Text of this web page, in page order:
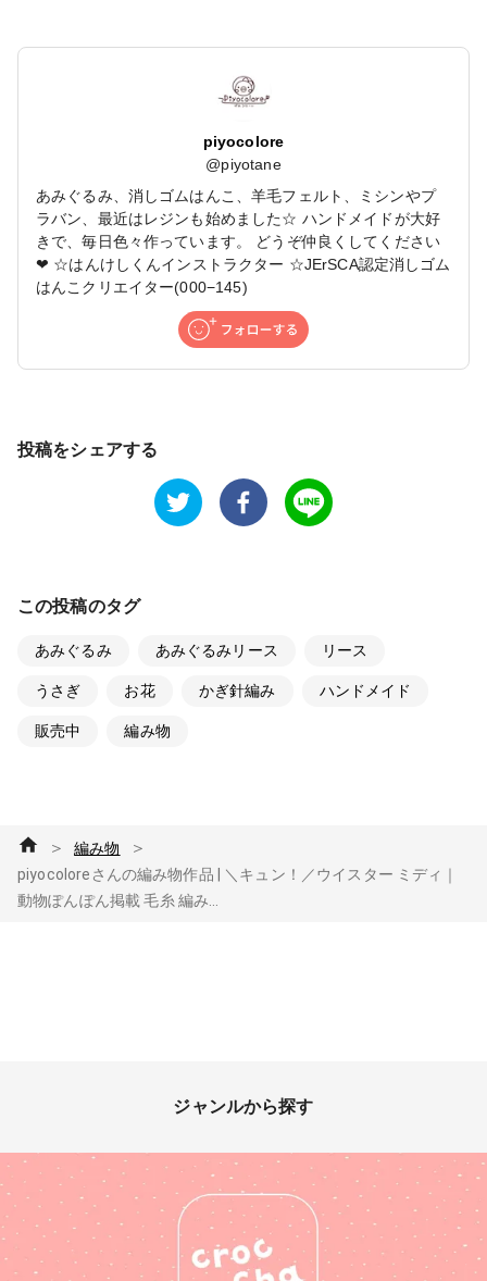
piyocolore
@piyotane
あみぐるみ、消しゴムはんこ、羊毛フェルト、ミシンやプ
ラバン、最近はレジンも始めました☆ ハンドメイドが大好
きで、毎日色々作っています。 どうぞ仲良くしてください
❤ ☆はんけしくんインストラクター ☆JErSCA認定消しゴム
はんこクリエイター(000−145)
投稿をシェアする
この投稿のタグ
あみぐるみ あみぐるみリース リース
うさぎ お花 かぎ針編み ハンドメイド
販売中 編み物
＞ 編み物 ＞
piyocoloreさんの編み物作品 | ＼キュン！／ウイスター ミディ｜
動物ぽんぽん掲載 毛糸 編み...
ジャンルから探す